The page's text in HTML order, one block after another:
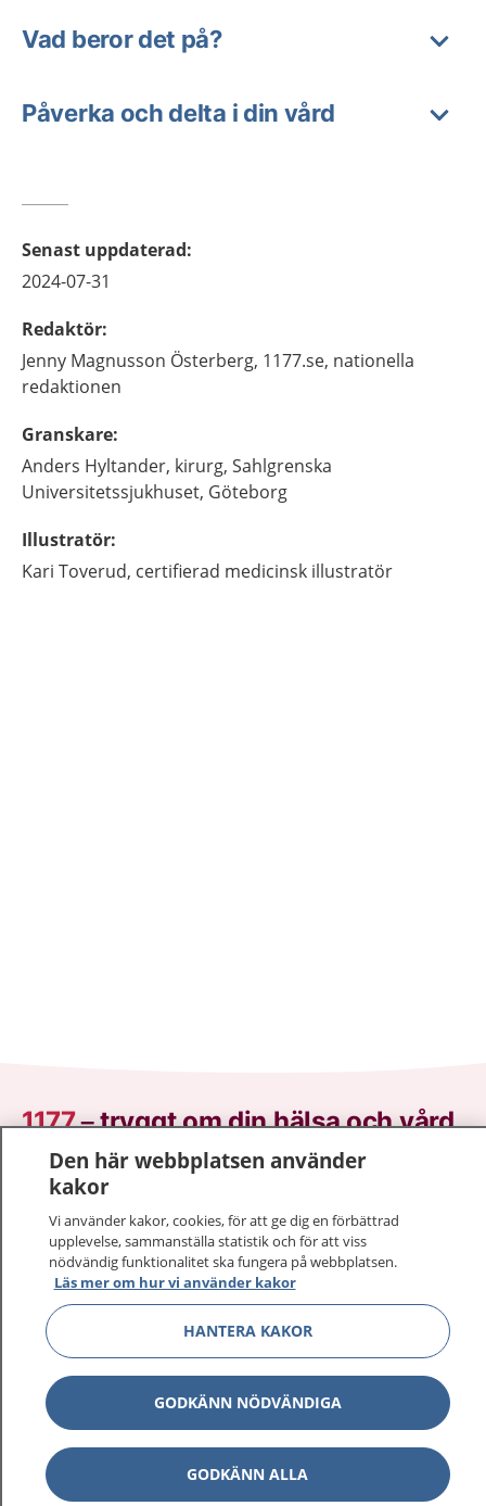
Vad beror det på?
Påverka och delta i din vård
Senast uppdaterad:
2024-07-31
Redaktör:
Jenny Magnusson Österberg, 1177.se, nationella
redaktionen
Granskare:
Anders Hyltander, kirurg, Sahlgrenska
Universitetssjukhuset, Göteborg
Illustratör:
Kari Toverud, certifierad medicinsk illustratör
1177–tryggt om din hälsa och vård
På 1177.se får du råd om hälsa och information om
sjukdomar och vilka mottagningar du kan kontakta.
Logga in för att läsa din journal och göra dina
vårdärenden. Ring telefonnummer 1177 för
sjukvårdsrådgivning dygnet runt.
1177 ger dig råd när du vill må bättre.
1177 på flera språk
Visa
Den här webbplatsen använder
kakor
Vi använder kakor, cookies, för att ge dig en förbättrad
upplevelse, sammanställa statistik och för att viss
nödvändig funktionalitet ska fungera på webbplatsen.
Läs mer om hur vi använder kakor
HANTERA KAKOR
GODKÄNN NÖDVÄNDIGA
GODKÄNN ALLA